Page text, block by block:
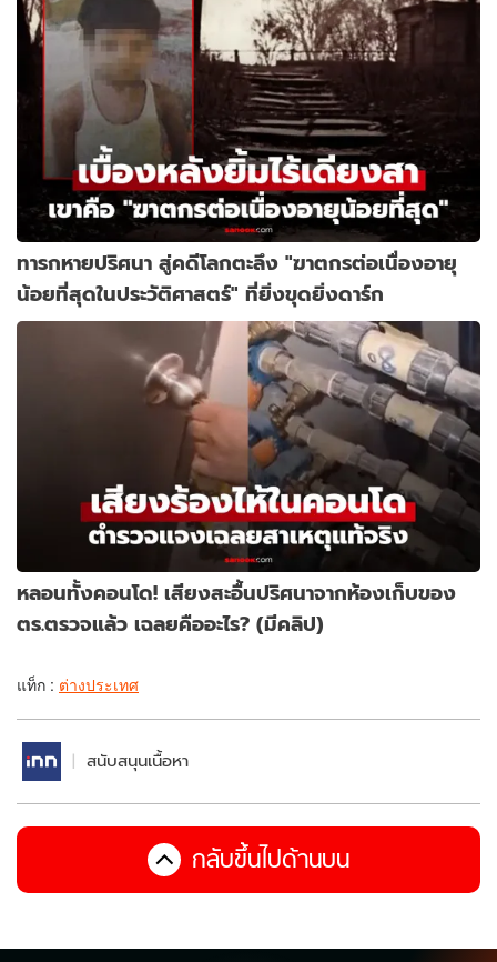
ทารกหายปริศนา สู่คดีโลกตะลึง "ฆาตกรต่อเนื่องอายุ
น้อยที่สุดในประวัติศาสตร์" ที่ยิ่งขุดยิ่งดาร์ก
หลอนทั้งคอนโด! เสียงสะอื้นปริศนาจากห้องเก็บของ
ตร.ตรวจแล้ว เฉลยคืออะไร? (มีคลิป)
แท็ก : ต่างประเทศ
สนับสนุนเนื้อหา
กลับขึ้นไปด้านบน